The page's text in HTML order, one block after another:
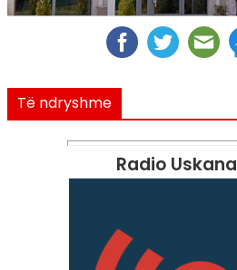
Të ndryshme
Radio